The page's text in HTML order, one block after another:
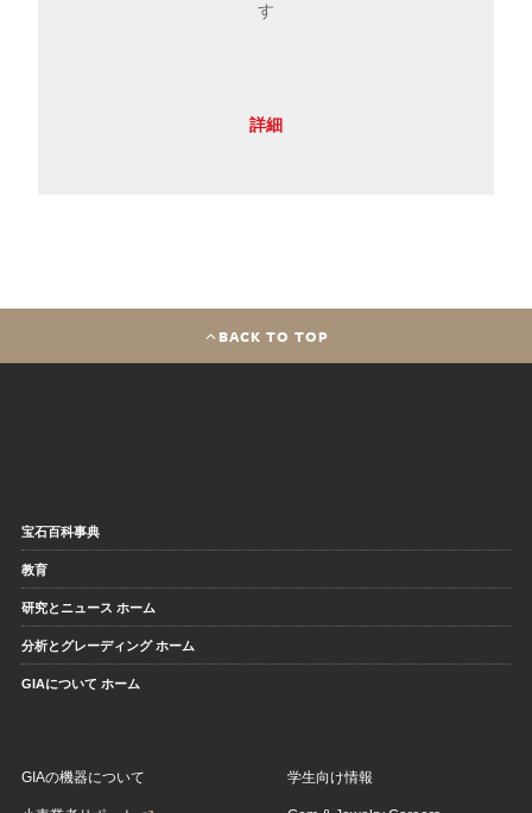
す
詳細
BACK TO TOP
宝石百科事典
教育
研究とニュース ホーム
分析とグレーディング ホーム
GIAについて ホーム
GIAの機器について 学生向け情報